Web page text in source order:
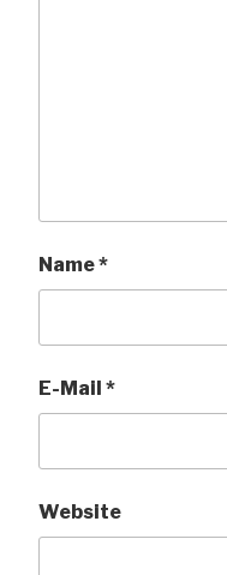
Name*
E-Mail *
Website